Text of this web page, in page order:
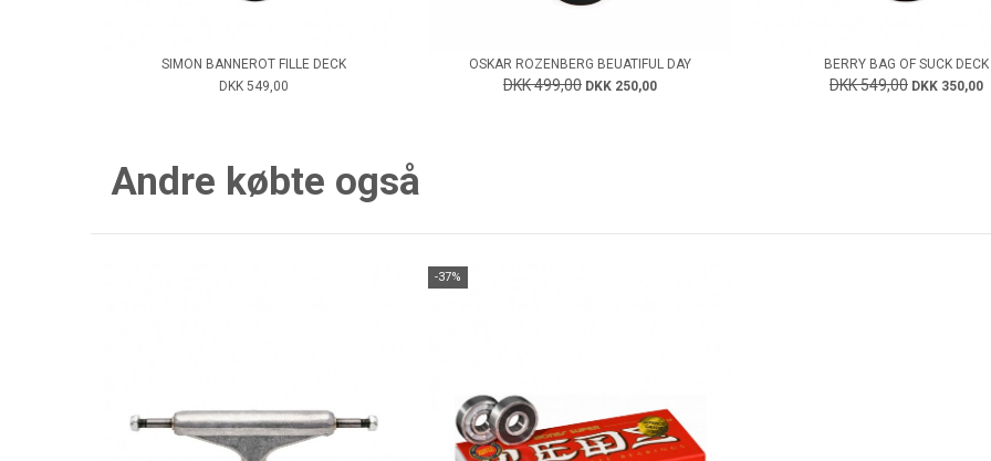
SIMON BANNEROT FILLE DECK
DKK 549,00
OSKAR ROZENBERG BEUATIFUL DAY
DKK 499,00 DKK 250,00
BERRY BAG OF SUCK DECK
DKK 549,00 DKK 350,00
Andre købte også
-37%